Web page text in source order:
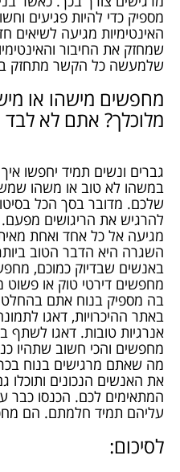
מספיק כדי להיות פגיעים
האינטימיות מגיעה לשיאים
שמחזק את החיבור
שלמעשה כל הקשר מתחזק
מחפשים מישהו או
מלוכלך? אתם לא לבד
גברים ונשים תמיד יחפשו
במשהו לא טוב או משהו
שלכם. מדובר בסך הכל
להרגיש את הריגושים
מגיעה אל כל אחד ואחת
השגרה היא הדבר הטוב
באנשים שבדיוק כמוכם,
מחפשים דירטי טוק או פשוט
בה מספיק בנוח אתם בהחלט
באתר ההיכרויות, דאגו
אנרגיות טובות. דאגו לשתף
מחפשים והכי חשוב שתהיו
מה שאתם מרגישים בנוח
את האנשים הנכונים
המתאימים לכם. הכנסו כבר
עליהם תמיד חלמתם. הם
לסיכום: